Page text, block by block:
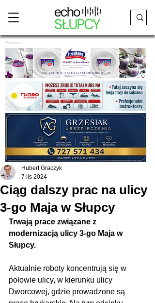
Reklama
Ciąg dalszy prac na ulicy
3-go Maja w Słupcy
Hubert Graczyk
7 lis 2024
Trwają prace związane z
modernizacją ulicy 3-go Maja w
Słupcy.
Aktualnie roboty koncentrują się w
połowie ulicy, w kierunku ulicy
Dworcowej, gdzie prowadzone są